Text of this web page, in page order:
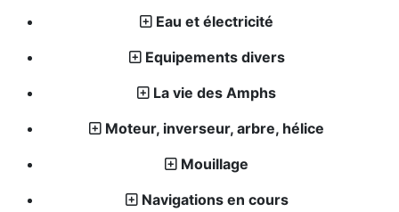
Eau et électricité
Equipements divers
La vie des Amphs
Moteur, inverseur, arbre, hélice
Mouillage
Navigations en cours